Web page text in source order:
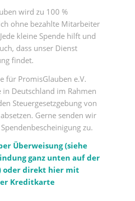
wird zu 100 %
ohne bezahlte Mitarbeiter
kleine Spende hilft und
dass unser Dienst
findet.
für PromisGlauben e.V.
in Deutschland im Rahmen
Steuergesetzgebung von
Gerne senden wir
zu.
Überweisung (siehe
ganz unten auf der
oder direkt hier mit
Kreditkarte